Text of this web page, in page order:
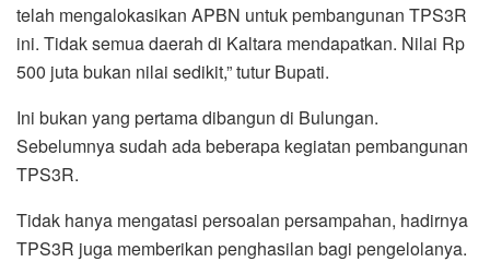
telah mengalokasikan APBN untuk pembangunan TPS3R
ini. Tidak semua daerah di Kaltara mendapatkan. Nilai Rp
500 juta bukan nilai sedikit,” tutur Bupati.
Ini bukan yang pertama dibangun di Bulungan.
Sebelumnya sudah ada beberapa kegiatan pembangunan
TPS3R.
Tidak hanya mengatasi persoalan persampahan, hadirnya
TPS3R juga memberikan penghasilan bagi pengelolanya.